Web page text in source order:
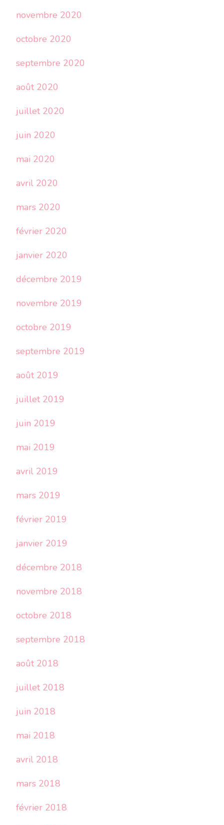
novembre 2020
octobre 2020
septembre 2020
août 2020
juillet 2020
juin 2020
mai 2020
avril 2020
mars 2020
février 2020
janvier 2020
décembre 2019
novembre 2019
octobre 2019
septembre 2019
août 2019
juillet 2019
juin 2019
mai 2019
avril 2019
mars 2019
février 2019
janvier 2019
décembre 2018
novembre 2018
octobre 2018
septembre 2018
août 2018
juillet 2018
juin 2018
mai 2018
avril 2018
mars 2018
février 2018